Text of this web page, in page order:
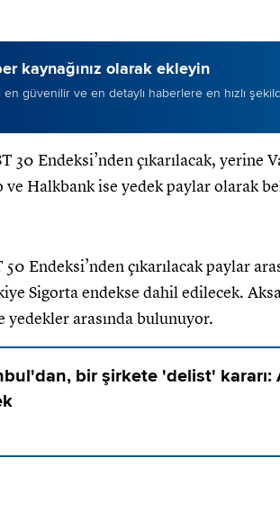
kaynağınız olarak ekleyin
güvenilir ve en detaylı haberlere en hızlı
30 Endeksi’nden çıkarılacak, yerine
Halkbank ise yedek paylar olarak
Endeksi’nden çıkarılacak paylar
Sigorta endekse dahil edilecek.
yedekler arasında bulunuyor.
bir şirkete 'delist' kararı: